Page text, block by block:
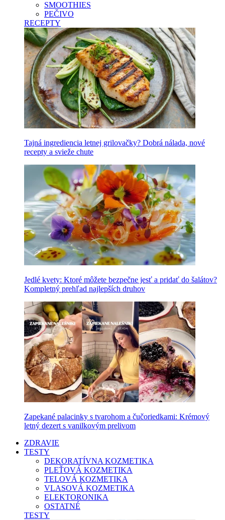
SMOOTHIES
PEČIVO
RECEPTY
Tajná ingrediencia letnej grilovačky? Dobrá nálada, nové
recepty a svieže chute
Jedlé kvety: Ktoré môžete bezpečne jesť a pridať do šalátov?
Kompletný prehľad najlepších druhov
Zapekané palacinky s tvarohom a čučoriedkami: Krémový
letný dezert s vanilkovým prelivom
ZDRAVIE
TESTY
DEKORATÍVNA KOZMETIKA
PLEŤOVÁ KOZMETIKA
TELOVÁ KOZMETIKA
VLASOVÁ KOZMETIKA
ELEKTORONIKA
OSTATNÉ
TESTY